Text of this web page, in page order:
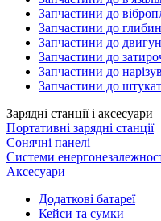
Запчастини до
Запчастини до
Запчастини до
Запчастини до
Запчастини до
Запчастини до
Зарядні станції і аксесуари
Портативні зарядні станції
Сонячні панелі
Системи
Аксесуари
Додаткові батареї
Кейси та сумки